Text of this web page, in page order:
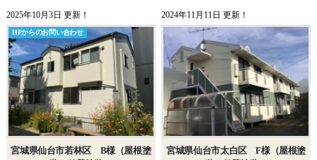
2025年10月3日 更新！
HPからのお問い合わせ
宮城県仙台市若林区 B様（屋根塗
2024年11月11日 更新！
宮城県仙台市太白区 F様（屋根塗